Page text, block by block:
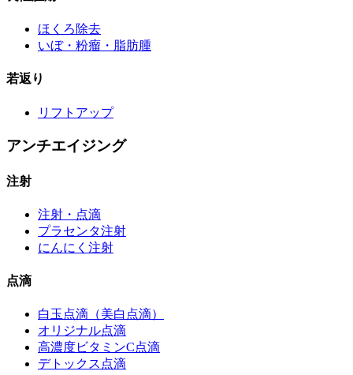
ほくろ除去
いぼ・粉瘤・脂肪腫
若返り
リフトアップ
アンチエイジング
注射
注射・点滴
プラセンタ注射
にんにく注射
点滴
白玉点滴（美白点滴）
オリジナル点滴
高濃度ビタミンC点滴
デトックス点滴